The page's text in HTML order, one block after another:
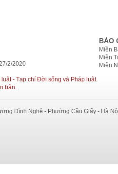
2/2020
- Tạp chí Đời sống và Pháp luật.
bản.
BÁO
Miền
Miền
Miền
Đình Nghệ - Phường Cầu Giấy - Hà